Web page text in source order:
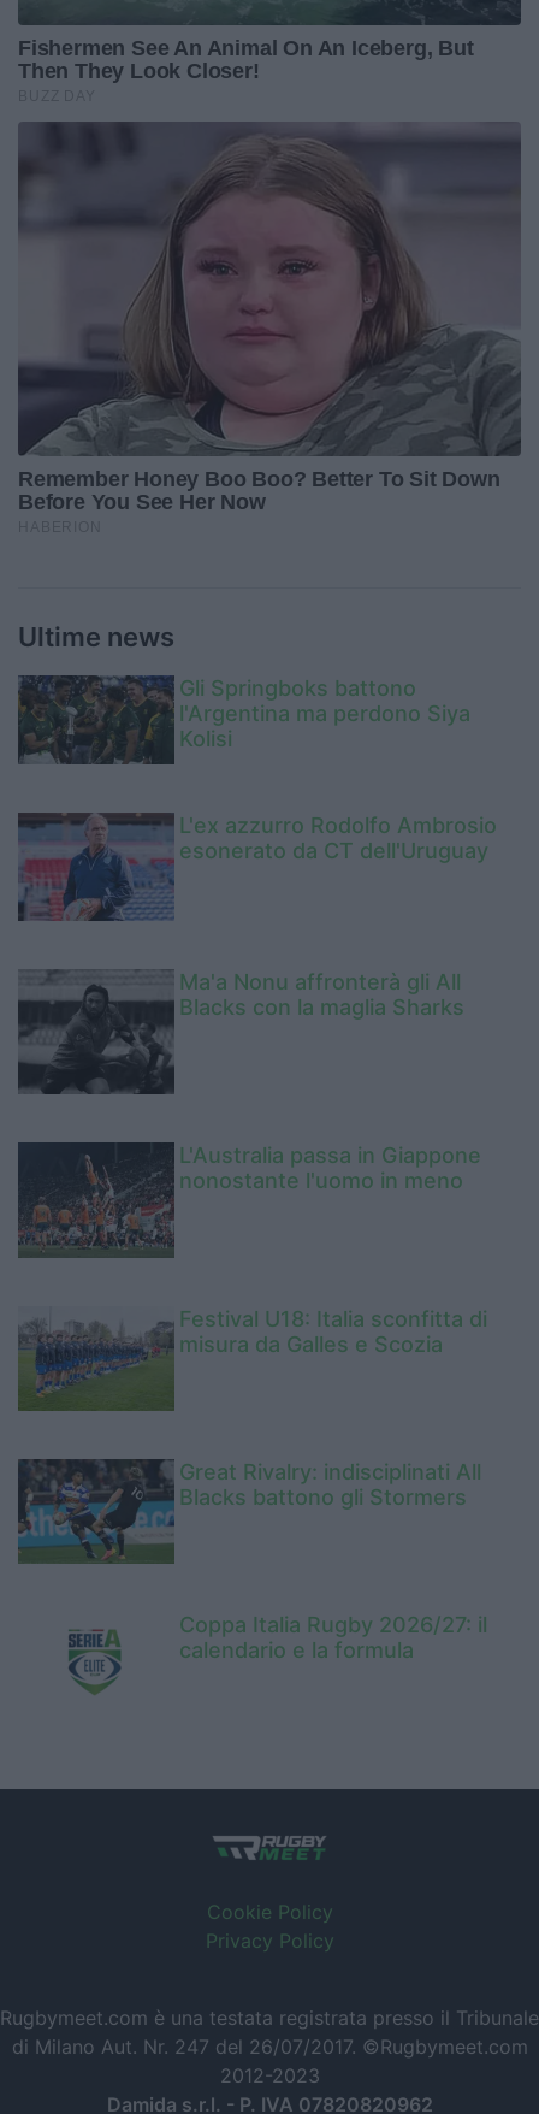
Ultime news
Gli Springboks battono
l'Argentina ma perdono Siya
Kolisi
L'ex azzurro Rodolfo Ambrosio
esonerato da CT dell'Uruguay
Ma'a Nonu affronterà gli All
Blacks con la maglia Sharks
L'Australia passa in Giappone
nonostante l'uomo in meno
Festival U18: Italia sconfitta di
misura da Galles e Scozia
Great Rivalry: indisciplinati All
Blacks battono gli Stormers
Coppa Italia Rugby 2026/27: il
calendario e la formula
Cookie Policy
Privacy Policy
Rugbymeet.com è una testata registrata presso il Tribunale
di Milano Aut. Nr. 247 del 26/07/2017. ©Rugbymeet.com
2012-2023
Damida s.r.l. - P. IVA 07820820962